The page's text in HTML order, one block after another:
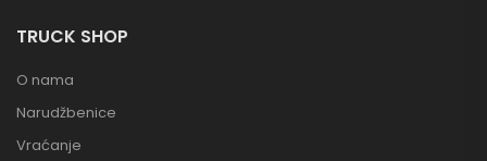
TRUCK SHOP
O nama
Narudžbenice
Vraćanje